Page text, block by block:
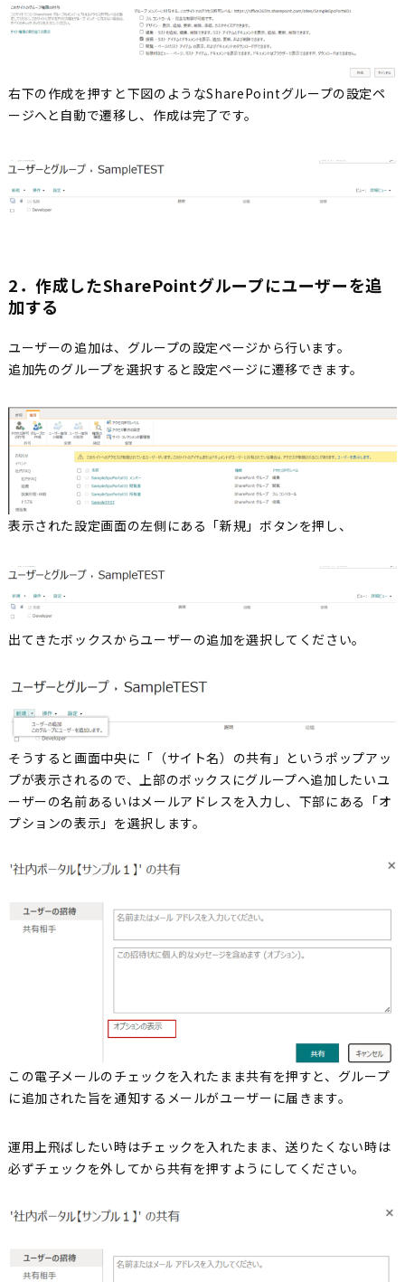
右下の作成を押すと下図のようなSharePointグループの設定ペ
ージへと自動で遷移し、作成は完了です。
2．作成したSharePointグループにユーザーを追
加する
ユーザーの追加は、グループの設定ページから行います。
追加先のグループを選択すると設定ページに遷移できます。
表示された設定画面の左側にある「新規」ボタンを押し、
出てきたボックスからユーザーの追加を選択してください。
そうすると画面中央に「（サイト名）の共有」というポップアッ
プが表示されるので、上部のボックスにグループへ追加したいユ
ーザーの名前あるいはメールアドレスを入力し、下部にある「オ
プションの表示」を選択します。
この電子メールのチェックを入れたまま共有を押すと、グループ
に追加された旨を通知するメールがユーザーに届きます。
運用上飛ばしたい時はチェックを入れたまま、送りたくない時は
必ずチェックを外してから共有を押すようにしてください。